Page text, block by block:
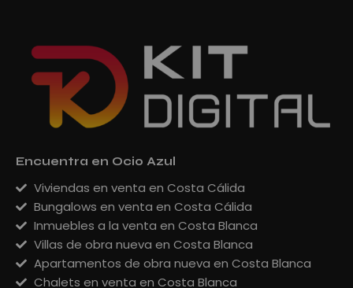
Encuentra en Ocio Azul
Viviendas en venta en Costa Cálida
Bungalows en venta en Costa Cálida
Inmuebles a la venta en Costa Blanca
Villas de obra nueva en Costa Blanca
Apartamentos de obra nueva en Costa Blanca
Chalets en venta en Costa Blanca